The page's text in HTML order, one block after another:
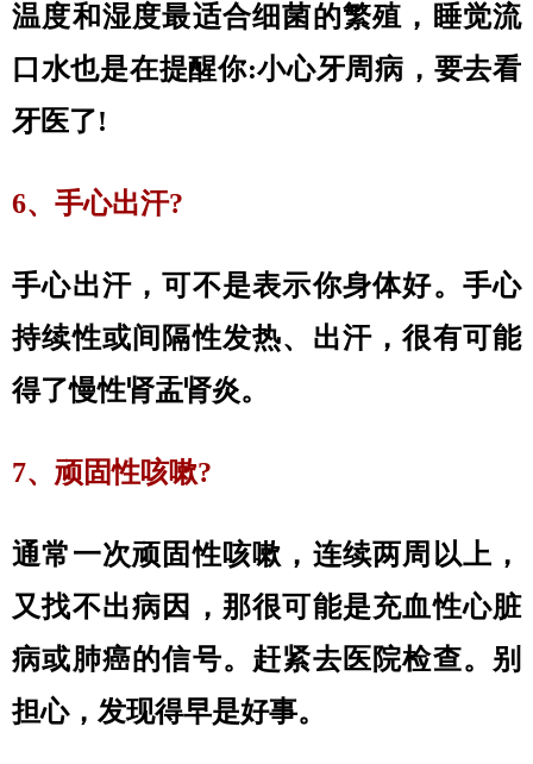
温度和湿度最适合细菌的繁殖，睡觉流
口水也是在提醒你:小心牙周病，要去看
牙医了!
6、手心出汗?
手心出汗，可不是表示你身体好。手心
持续性或间隔性发热、出汗，很有可能
得了慢性肾盂肾炎。
7、顽固性咳嗽?
通常一次顽固性咳嗽，连续两周以上，
又找不出病因，那很可能是充血性心脏
病或肺癌的信号。赶紧去医院检查。别
担心，发现得早是好事。